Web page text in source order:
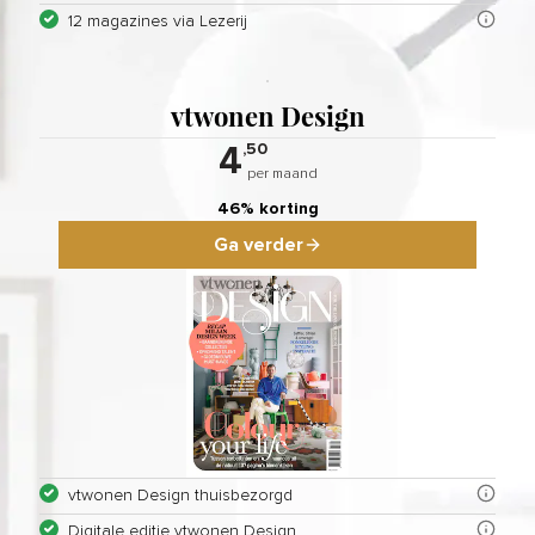
12 magazines via Lezerij
vtwonen Design
4,50
per maand
46% korting
Ga verder
vtwonen Design thuisbezorgd
Digitale editie vtwonen Design